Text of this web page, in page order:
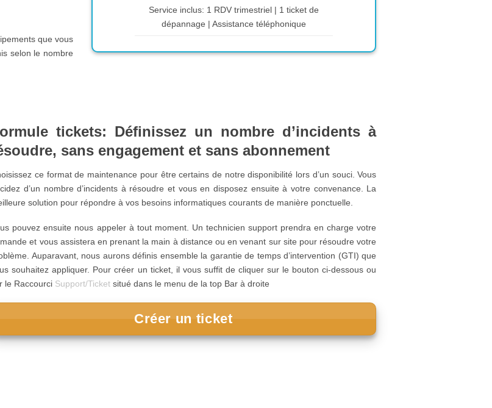
que vous
selon le nombre
Service inclus: 1 RDV trimestriel | 1 ticket de
dépannage | Assistance téléphonique
tickets: Définissez un nombre d’incidents à
sans engagement et sans abonnement
ce format de maintenance pour être certains de notre disponibilité lors d’un souci. Vous
d’un nombre d’incidents à résoudre et vous en disposez ensuite à votre convenance. La
solution pour répondre à vos besoins informatiques courants de manière ponctuelle.
pouvez ensuite nous appeler à tout moment. Un technicien support prendra en charge votre
et vous assistera en prenant la main à distance ou en venant sur site pour résoudre votre
Auparavant, nous aurons définis ensemble la garantie de temps d’intervention (GTI) que
souhaitez appliquer. Pour créer un ticket, il vous suffit de cliquer sur le bouton ci-dessous ou
le Raccourci Support/Ticketsitué dans le menu de la top Bar à droite
Créer un ticket